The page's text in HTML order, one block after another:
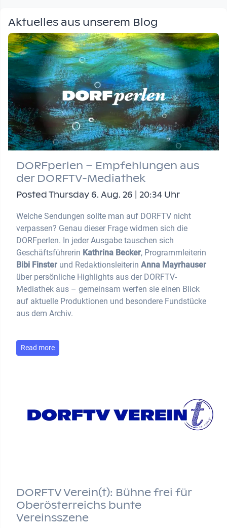
Aktuelles aus unserem Blog
DORFperlen – Empfehlungen aus
der DORFTV-Mediathek
Posted Thursday 6. Aug. 26 | 20:34 Uhr
Welche Sendungen sollte man auf DORFTV nicht
verpassen? Genau dieser Frage widmen sich die
DORFperlen. In jeder Ausgabe tauschen sich
Geschäftsführerin Kathrina Becker, Programmleiterin
Bibi Finster und Redaktionsleiterin Anna Mayrhauser
über persönliche Highlights aus der DORFTV-
Mediathek aus – gemeinsam werfen sie einen Blick
auf aktuelle Produktionen und besondere Fundstücke
aus dem Archiv.
Read more
DORFTV Verein(t): Bühne frei für
Oberösterreichs bunte
Vereinsszene